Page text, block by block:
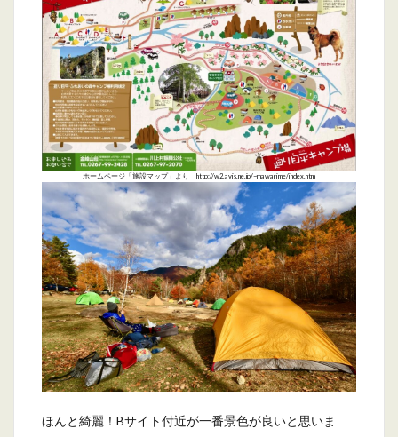
ホームページ「施設マップ」より http://w2.avis.ne.jp/~mawarime/index.htm
ほんと綺麗！Bサイト付近が一番景色が良いと思いま